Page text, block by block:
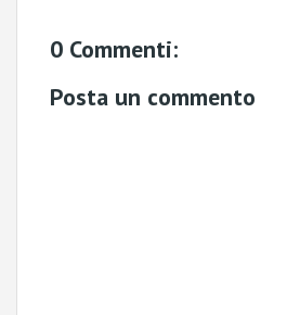
0 Commenti:
Posta un commento